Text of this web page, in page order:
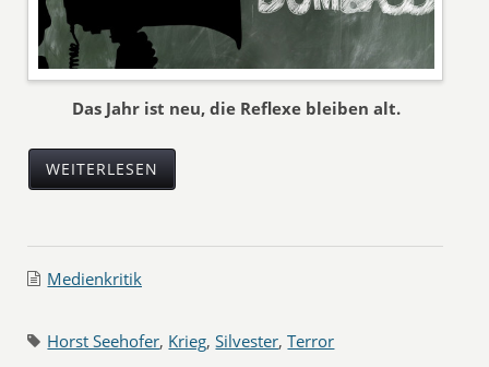
Das Jahr ist neu, die Reflexe bleiben alt.
WEITERLESEN
Medienkritik
Horst Seehofer, Krieg,Silvester,Terror